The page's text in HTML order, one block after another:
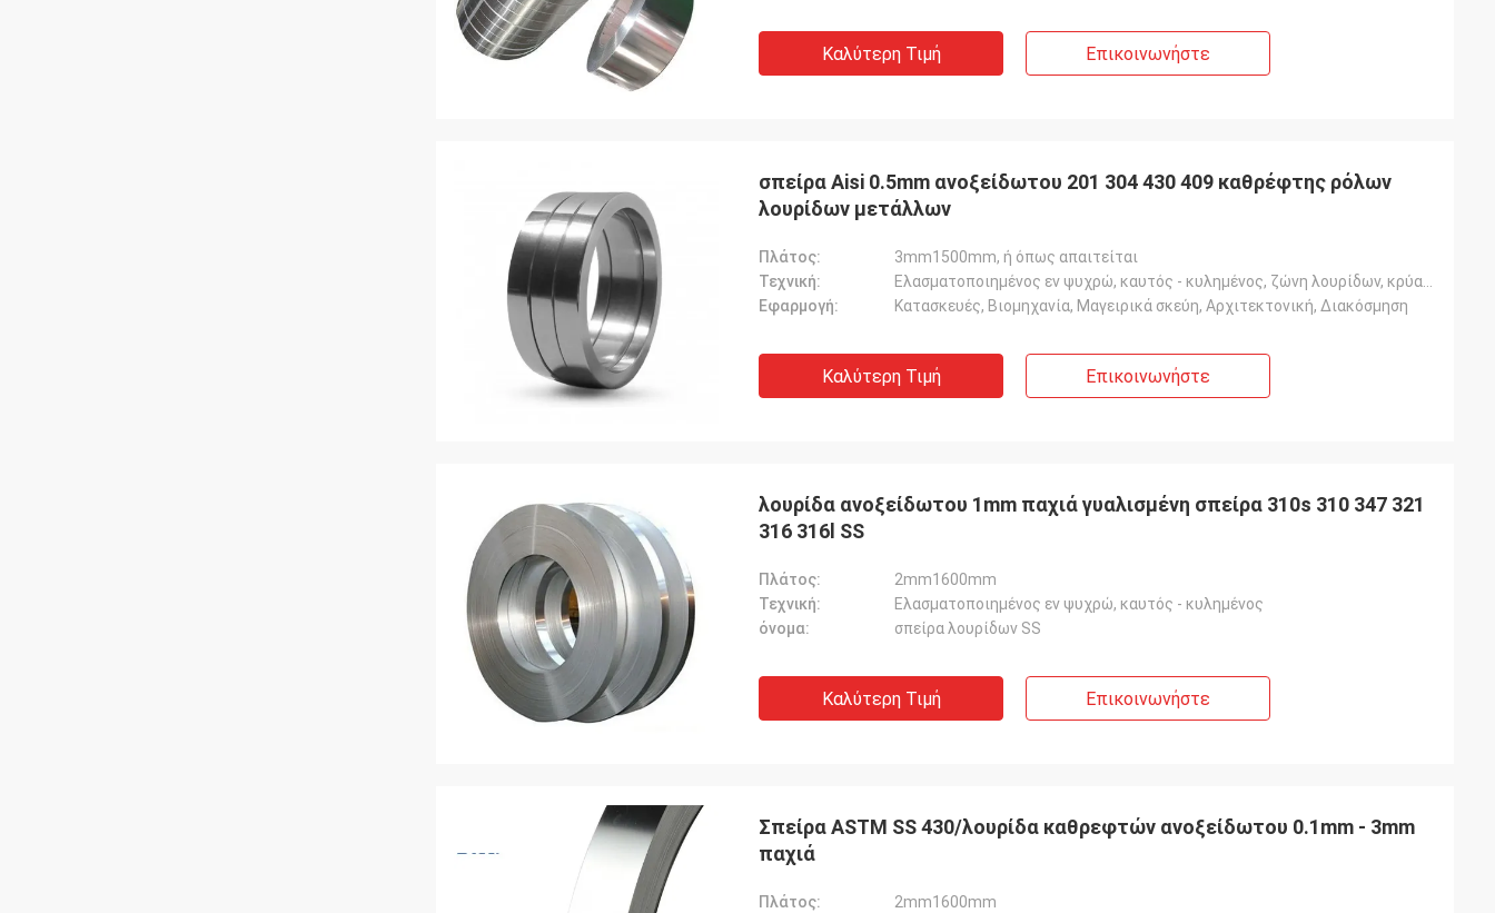
Καλύτερη Τιμή Επικοινωνήστε
σπείρα Aisi 0.5mm ανοξείδωτου 201 304 430 409 καθρέφτης ρόλων
λουρίδων μετάλλων
Πλάτος:
3mm1500mm, ή όπως απαιτείται
Τεχνική:
Εφαρμογή:
Κατασκευές, Βιομηχανία, Μαγειρικά σκεύη, Αρχιτεκτονική, Διακόσμηση
Καλύτερη Τιμή Επικοινωνήστε
λουρίδα ανοξείδωτου 1mm παχιά γυαλισμένη σπείρα 310s 310 347 321
316 316l SS
Πλάτος:
2mm1600mm
Τεχνική:
Ελασματοποιημένος εν ψυχρώ, καυτός - κυλημένος
όνομα:
σπείρα λουρίδων SS
Καλύτερη Τιμή Επικοινωνήστε
Σπείρα ASTM SS 430/λουρίδα καθρεφτών ανοξείδωτου 0.1mm - 3mm
παχιά
Πλάτος:
2mm1600mm